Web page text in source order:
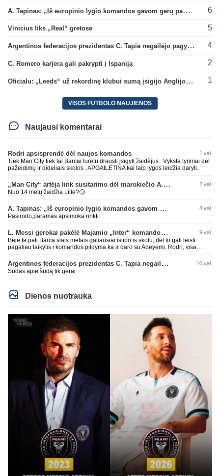
A. Tapinas: „Iš europinio lygio komandos gavom gerų pamokų“ 6
Vinicius liks „Real“ gretose 5
Argentinos federacijos prezidentas C. Tapia negailėjo pagyrų G. Infantino 4
C. Romero karjera gali pakrypti į Ispaniją 2
Oficialu: „Leeds“ už rekordinę klubui sumą įsigijo Anglijos rinktinės vartininką 1
VISOS FUTBOLO NAUJIENOS
Naujausi komentarai
Rodri apsisprendė dėl naujos komandos 1 val.
Tiek Man City tiek tai Barcai turetu drausti įsigyti žaidèjus . Vyksta tyrimai dėl
pažeidimų ir dideliais skolos . APGAILĖTINA kai taip lygos leidžia daryti.
„Man City“ artėja link susitarimo dėl marokiečio A. Bouaddi persikėlimo 2 val.
Nuo 14 metų žaidžia Lille?🙄
A. Tapinas: „Iš europinio lygio komandos gavom gerų pamokų“ 8 val.
Pasirodo,paramas apsimoka rinkti.
L. Messi gerokai pakėlė Majamio „Inter“ komandos vertę 9 val.
Beje ta pati Barca siais metais galiausiai islipo is skolu, del to gali leisti
pagaliau taikytis i komandos pildyma ka ir daro su Adeyemi, Rodri, visa
Argentinos federacijos prezidentas C. Tapia negailėjo pagyrų G. Infantino 10 val.
Šūdas apie šūdą tik gerai
Dienos nuotrauka